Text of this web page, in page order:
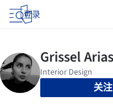
登录
关注